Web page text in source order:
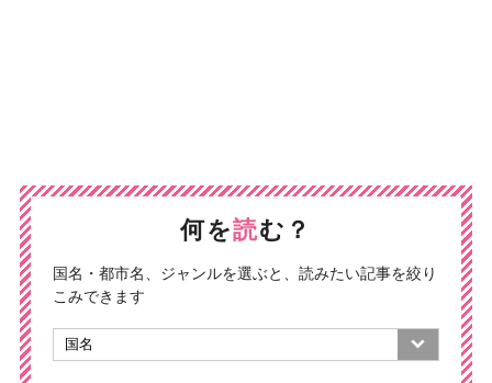
何を読む？
国名・都市名、ジャンルを選ぶと、読みたい記事を絞り
こみできます